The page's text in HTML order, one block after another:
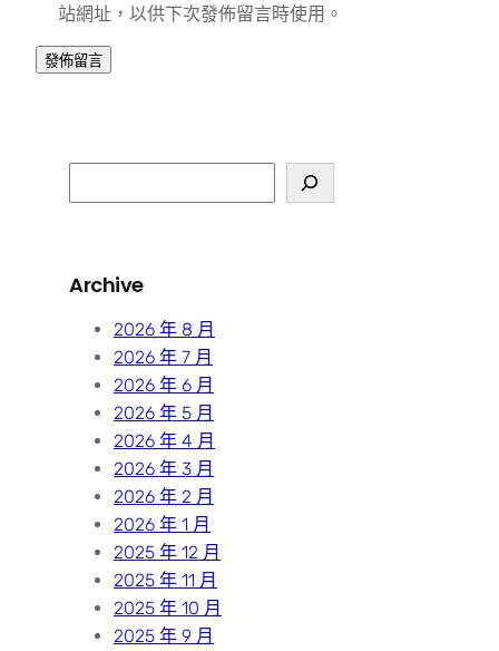
站網址，以供下次發佈留言時使用。
e
c
Archive
2026 年 8 月
2026 年 7 月
2026 年 6 月
2026 年 5 月
2026 年 4 月
2026 年 3 月
2026 年 2 月
2026 年 1 月
2025 年 12 月
2025 年 11 月
2025 年 10 月
2025 年 9 月